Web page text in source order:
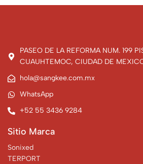
PASEO DE LA REFORMA NUM. 199
CUAUHTEMOC, CIUDAD DE
hola@sangkee.com.mx
WhatsApp
+52 55 3436 9284
Sitio Marca
Sonixed
TERPORT